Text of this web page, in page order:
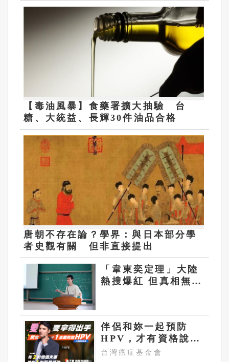
【毒油風暴】食藥署擴大抽驗 台
糖、大統益、長輝30件油品合格
唐朝不存在論？學界：與日本部分學
者史觀有關 但非直接提出
「韋東奕定理」大陸
熱搜爆紅 但真相無人
伴侶和妳一起預防
HPV，才有資格說愛
妳！
台灣癌症基金會